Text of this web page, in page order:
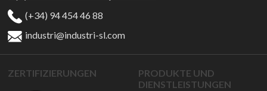
(+34) 94 454 46 88
industri@industri-sl.com
ZERTIFIZIERUNGEN
PRODUKTE UND
DIENSTLEISTUNGEN